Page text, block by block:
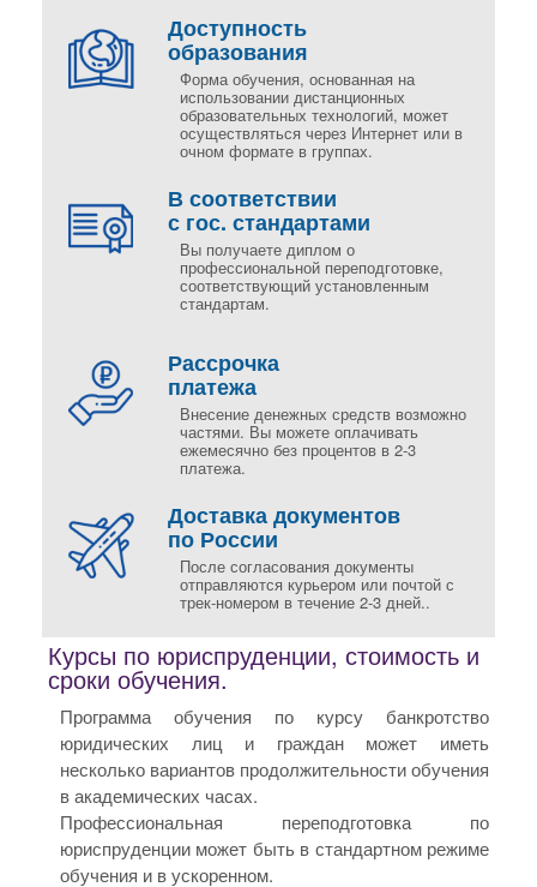
Доступность
образования
Форма обучения, основанная на
использовании дистанционных
образовательных технологий, может
осуществляться через Интернет или в
очном формате в группах.
В соответствии
с гос. стандартами
Вы получаете диплом о
профессиональной переподготовке,
соответствующий установленным
стандартам.
Рассрочка
платежа
Внесение денежных средств возможно
частями. Вы можете оплачивать
ежемесячно без процентов в 2-3
платежа.
Доставка документов
по России
После согласования документы
отправляются курьером или почтой с
трек-номером в течение 2-3 дней..
Курсы по юриспруденции, стоимость и
сроки обучения.
Программа обучения по курсу банкротство
юридических лиц и граждан может иметь
несколько вариантов продолжительности обучения
в академических часах.
Профессиональная переподготовка по
юриспруденции может быть в стандартном режиме
обучения и в ускоренном.